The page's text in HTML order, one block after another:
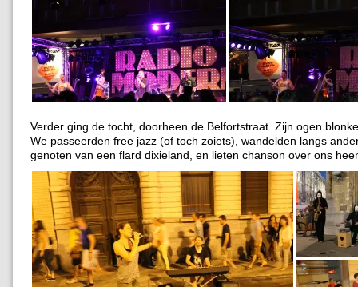
Verder ging de tocht, doorheen de Belfortstraat. Zijn ogen
We passeerden free jazz (of toch zoiets), wandelden langs
genoten van een flard dixieland, en lieten chanson over ons